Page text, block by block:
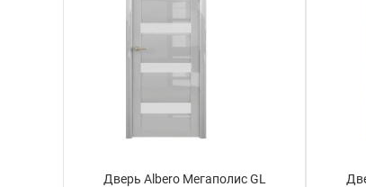
Дверь Albero Мегаполис GL